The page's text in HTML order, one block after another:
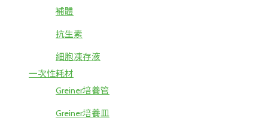
補體
抗生素
細胞凍存液
一次性耗材
Greiner培養管
Greiner培養皿